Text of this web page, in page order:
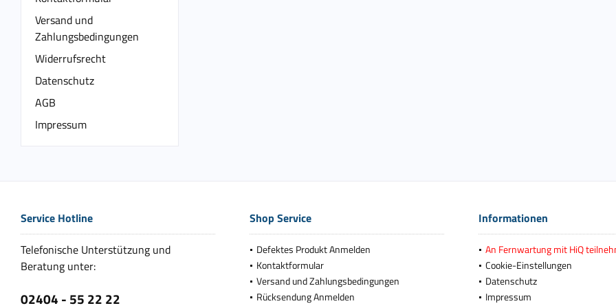
Versand und
Zahlungsbedingungen
Widerrufsrecht
Datenschutz
AGB
Impressum
Service Hotline
Telefonische Unterstützung und
Beratung unter:
02404 - 55 22 22
Shop Service
Defektes Produkt Anmelden
Kontaktformular
Versand und Zahlungsbedingungen
Rücksendung Anmelden
Informationen
An Fernwartung mit HiQ
Cookie-Einstellungen
Datenschutz
Impressum